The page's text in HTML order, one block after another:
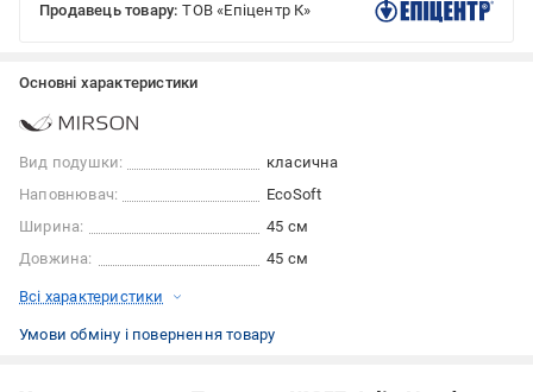
Продавець товару: ТОВ «Епіцентр К»
Основні характеристики
Вид подушки:
класична
Наповнювач:
EcoSoft
Ширина:
45 см
Довжина:
45 см
Всі характеристики
Умови обміну і повернення товару